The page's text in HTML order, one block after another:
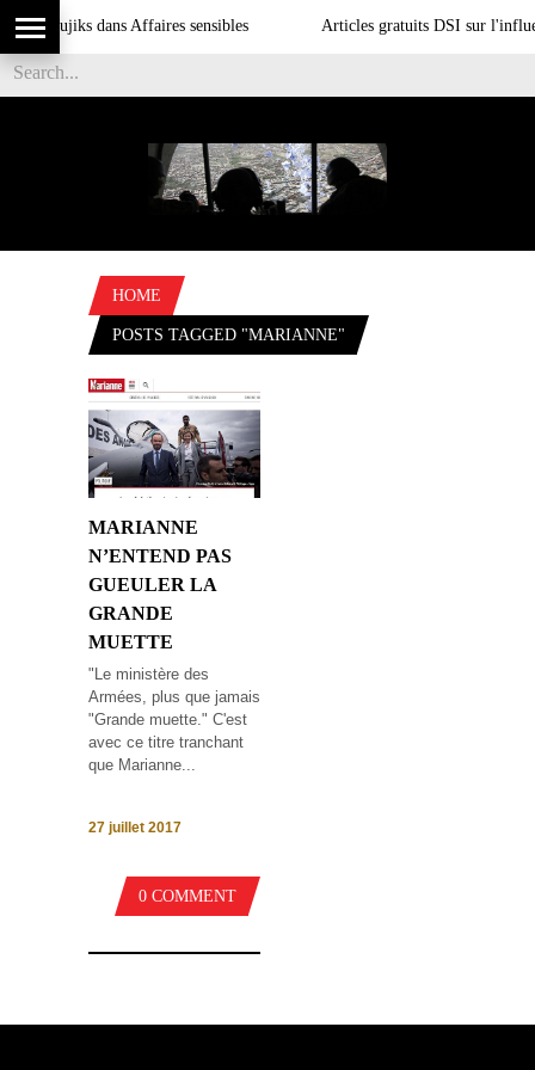
Les Moujiks dans Affaires sensibles Articles gratuits DSI sur
HOME
POSTS TAGGED "MARIANNE"
MARIANNE
N’ENTEND PAS
GUEULER LA
GRANDE
MUETTE
"Le ministère des
Armées, plus que jamais
"Grande muette." C'est
avec ce titre tranchant
que Marianne...
27 juillet 2017
0 COMMENT